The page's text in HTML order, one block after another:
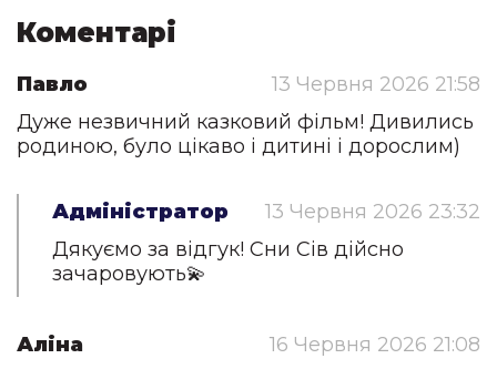
Коментарі
Павло
13 Червня 2026 21:58
Дуже незвичний казковий фільм! Дивились
родиною, було цікаво і дитині і дорослим)
Адміністратор
13 Червня 2026 23:32
Дякуємо за відгук! Сни Сів дійсно
зачаровують💫
Аліна
16 Червня 2026 21:08